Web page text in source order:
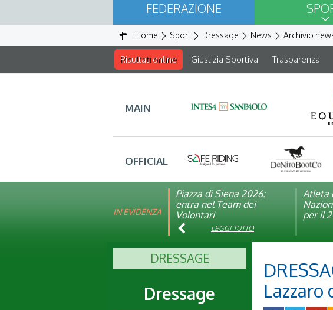
FEDERAZIONE
Home Sport Dressage News Archivio
Risultati online Giustizia Sportiva Trasparenza
MAIN
OFFICIAL
IN EVIDENZA
Piazza di Siena 2026:
entra nel Team dei
Volontari
LEGGI TUTTO
Atleta
per il
FISE: aperta la Campagna
affiliazione 2026
LEGGI TUTTO
Natale
la
DRESSAGE
Dressage
Lazzaro